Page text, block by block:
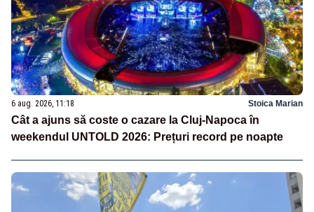
6 aug. 2026, 11:18 Stoica Marian
Cât a ajuns să coste o cazare la Cluj-Napoca în
weekendul UNTOLD 2026: Prețuri record pe noapte